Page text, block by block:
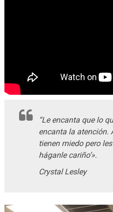
“Le encanta que lo
encanta la atención.
tienen miedo pero
háganle cariño’».
Crystal Lesley